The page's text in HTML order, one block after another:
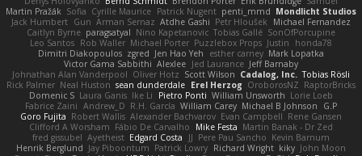
Martin Pražák Sofia Cyrille Maurice Patrick Nugent penti_mmd Mondlicht Studios
Jack Humbert Gun Arman Sernaz Atdhe Gashi Petr Hloušek
Michael Fernandez
Caitlyn Byrne paragsatyal Nino Kapetanovic Tobias Gallé SonOfPorcupine
Leo Santos Rob Waller Michael Porter Puzzlebox Props Justin
honda78
Dimitri Diakopoulos zgred Jen Hao Yeh esther carney Mark Lopatka
Victor Gama Sabbithi Alexlee Jed Laurance Jeff Barnaby
Johnathan Alan Vanderpool Oliver Hotz Scott Wilson Cadalog, Inc. Tobias Rösli
Rick Palmer Neal Huston sean dunderdale Erel Herzog OroborosNZ RaptorBricks
Domenic S Laura Ganis Ike Li Pietro Ponti William Unsworth Lorie Loeb
Fabrice Zaini Andrew_D R.H. García William Carey Michael B Johnson
G.P
Goro Fujita Robert Wallis Alexander Bachvarov Evan Campbell Rene Gansen
Clifford A Worsham Fábio De Carvalho Mike Festa Martin Banak - Dr Zed
fred gissubel Ayetheist Edgard Costa JJ Pere Pau Sancho Kevin Barnum
Henrik Berglund Jay Piboontum Patrick Lowry Richard Wright kiky John Moon